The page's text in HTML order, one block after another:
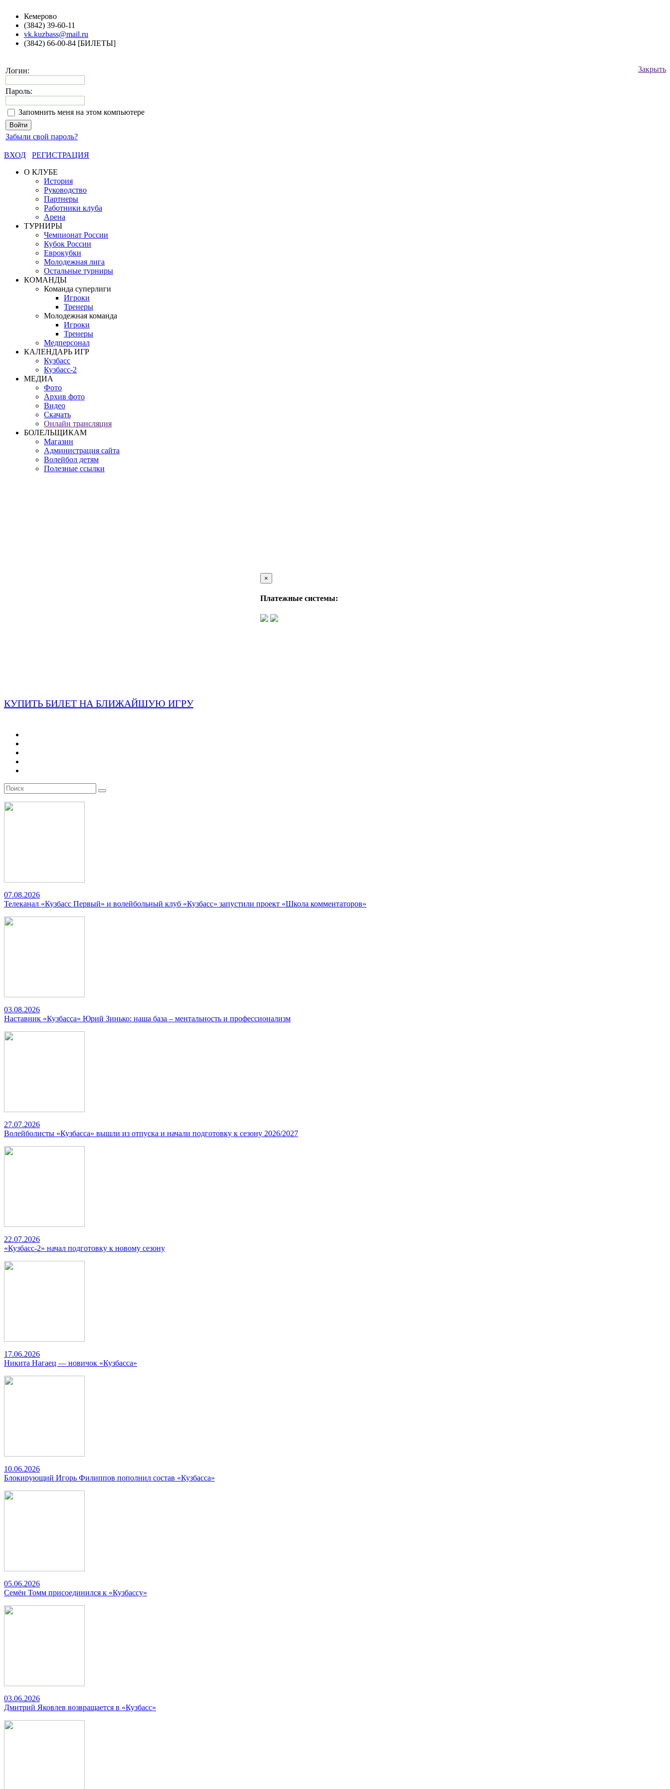
Кемерово
(3842) 39-60-11
vk.kuzbass@mail.ru
(3842) 66-00-84 [БИЛЕТЫ]
Закрыть
Логин:
Пароль:
Запомнить меня на этом компьютере
Забыли свой пароль?
ВХОД
РЕГИСТРАЦИЯ
О КЛУБЕ
История
Руководство
Партнеры
Работники клуба
Арена
ТУРНИРЫ
Чемпионат России
Кубок России
Еврокубки
Молодежная лига
Остальные турниры
КОМАНДЫ
Команда суперлиги
Игроки
Тренеры
Молодежная команда
Игроки
Тренеры
Медперсонал
КАЛЕНДАРЬ ИГР
Кузбасс
Кузбасс-2
МЕДИА
Фото
Архив фото
Видео
Скачать
Онлайн трансляция
БОЛЕЛЬЩИКАМ
Магазин
Администрация сайта
Волейбол детям
Полезные ссылки
×
Платежные системы:
КУПИТЬ БИЛЕТ НА БЛИЖАЙШУЮ ИГРУ
07.08.2026
Телеканал «Кузбасс Первый» и волейбольный клуб «Кузбасс» запустили проект «Школа комментаторов»
03.08.2026
Наставник «Кузбасса» Юрий Зинько: наша база – ментальность и профессионализм
27.07.2026
Волейболисты «Кузбасса» вышли из отпуска и начали подготовку к сезону 2026/2027
22.07.2026
«Кузбасс-2» начал подготовку к новому сезону
17.06.2026
Никита Нагаец — новичок «Кузбасса»
10.06.2026
Блокирующий Игорь Филиппов пополнил состав «Кузбасса»
05.06.2026
Семён Томм присоединился к «Кузбассу»
03.06.2026
Дмитрий Яковлев возвращается в «Кузбасс»